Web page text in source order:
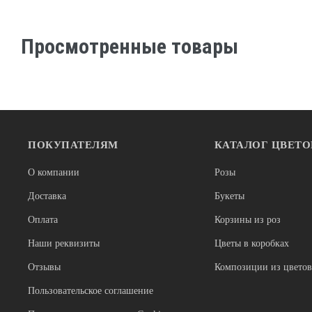
Просмотренные товары
ПОКУПАТЕЛЯМ
О компании
Доставка
Оплата
Наши реквизиты
Отзывы
Пользовательское соглашение
КАТАЛОГ
Розы
Букеты
Корзины из роз
Цветы в коробках
Композиции из цветов